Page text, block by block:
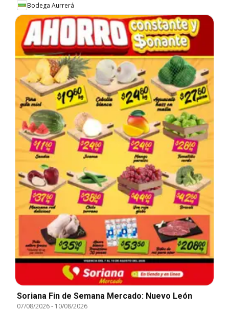
Bodega Aurrerá
Soriana Fin de Semana Mercado: Nuevo León
07/08/2026- 10/08/2026